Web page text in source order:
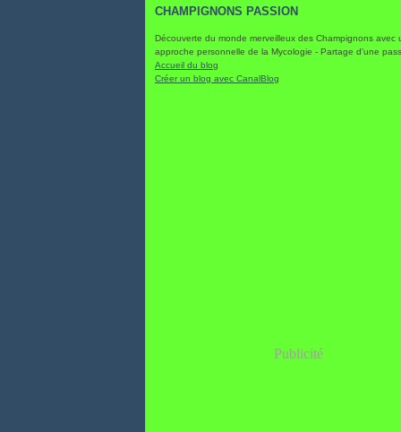
CHAMPIGNONS PASSION
Découverte du monde merveilleux des Champignons avec
approche personnelle de la Mycologie - Partage d'une
Accueil du blog
Créer un blog avec CanalBlog
Publicité